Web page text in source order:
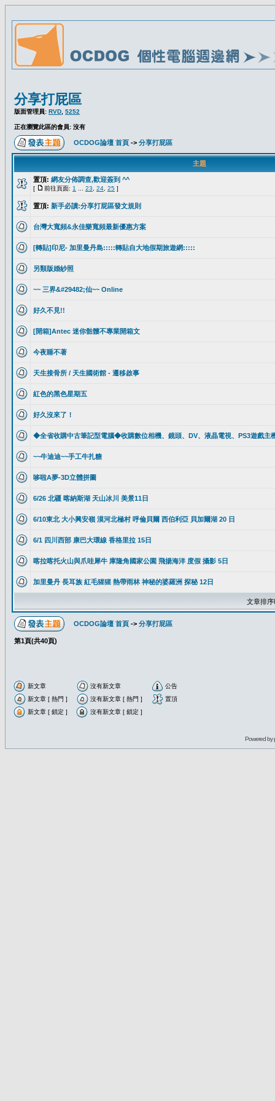
分享打屁區
版面管理員: RVD 5252
正在瀏覽此區的會員: 沒有
OCDOG論壇 首頁 -> 分享打屁區
主題
置頂: 網友分佈調查,歡迎簽到 ^^
[ 前往頁面: 1 23 24 25 ]
置頂: 新手必讀:分享打屁區發文規則
台灣大寬頻&永佳樂寬頻最新優惠方案
[轉貼]印尼- 加里曼丹島:::::轉貼自大地假期旅遊網:::::
另類版婚紗照
~~ 三界&#29482;仙~~ Online
好久不見!!
[開箱]Antec 迷你骷髏不專業開箱文
今夜睡不著
天生接骨所 / 天生國術館 - 遷移啟事
紅色的黑色星期五
好久沒來了！
◆全省收購中古筆記型電腦◆收購數位相機、鏡頭、DV、液晶電視、PS3遊戲主
~~牛迪迪~~手工牛扎糖
哆啦A夢-3D立體拼圖
6/26 北疆 喀納斯湖 天山冰川 美景11日
6/10東北 大小興安嶺 漠河北極村 呼倫貝爾 西伯利亞 貝加爾湖 20 日
6/1 四川西部 康巴大環線 香格里拉 15日
喀拉喀托火山與爪哇犀牛 庫隆角國家公園 飛揚海洋 度假 攝影 5日
加里曼丹 長耳族 紅毛猩猩 熱帶雨林 神秘的婆羅洲 探秘 12日
文章排
OCDOG論壇 首頁 -> 分享打屁區
第1頁(共40頁)
新文章 沒有新文章
公告
新文章 [ 熱門 ]
沒有新文章 [ 熱門 ]
置頂
新文章 [ 鎖定 ]
沒有新文章 [ 鎖定 ]
Powered by